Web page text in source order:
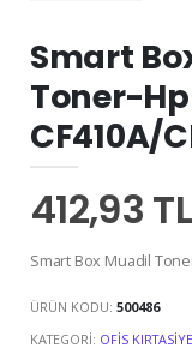
Smart
Toner-Hp
CF410A/
412,93 TL
Smart Box Muadil
ÜRÜN KODU:500486
KATEGORI: OFIS KIRTASIYE